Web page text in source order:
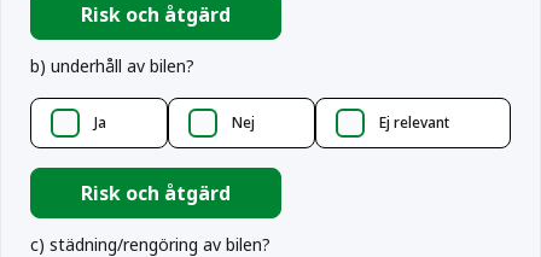
Risk och åtgärd
b) underhåll av bilen?
Ja Nej Ej relevant
Risk och åtgärd
c) städning/rengöring av bilen?